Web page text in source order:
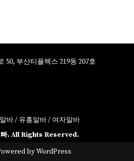
50, 부산티플렉스 219동 207호
바/ 유흥알바/ 여자알바
. All Rights Reserved.
byWordPress